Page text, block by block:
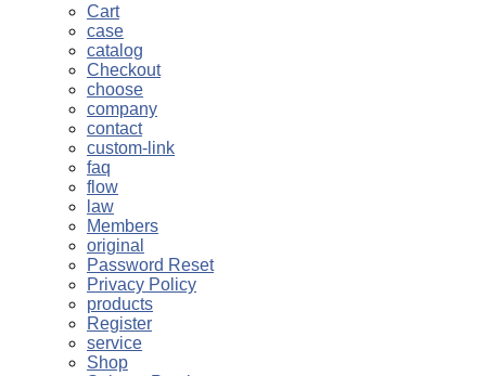
Cart
case
catalog
Checkout
choose
company
contact
custom-link
faq
flow
law
Members
original
Password Reset
Privacy Policy
products
Register
service
Shop